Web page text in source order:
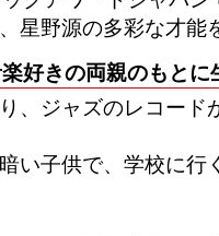
星野源の多彩な才能
好きの両親のもとに
、ジャズのレコード
い子供で、学校に行